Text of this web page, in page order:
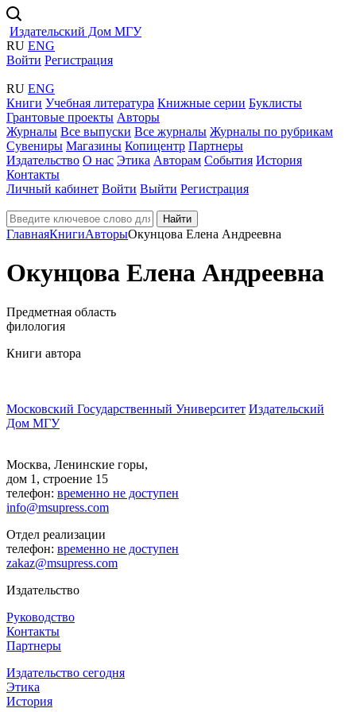
Издательский Дом МГУ
RU ENG
Войти Регистрация
RU ENG
Книги Учебная литература Книжные серии Буклисты
Грантовые проекты Авторы
Журналы Все выпуски Все журналы Журналы по рубрикам
Сувениры Магазины Копицентр Партнеры
Издательство О нас Этика Авторам События История
Контакты
Личный кабинет Войти Выйти Регистрация
Найти
ГлавнаяКнигиАвторыОкунцова Елена Андреевна
Окунцова Елена Андреевна
Предметная область
филология
Книги автора
Московский Государственный Университет Издательский
Дом МГУ
Москва, Ленинские горы,
дом 1, строение 15
телефон: временно не доступен
info@msupress.com
Отдел реализации
телефон: временно не доступен
zakaz@msupress.com
Издательство
Руководство
Контакты
Партнеры
Издательство сегодня
Этика
История